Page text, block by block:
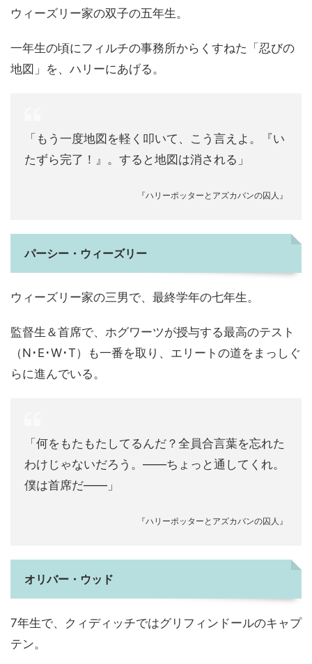
ウィーズリー家の双子の五年生。
一年生の頃にフィルチの事務所からくすねた「忍びの
地図」を、ハリーにあげる。
「もう一度地図を軽く叩いて、こう言えよ。『い
たずら完了！』。すると地図は消される」
『ハリーポッターとアズカバンの囚人』
パーシー・ウィーズリー
ウィーズリー家の三男で、最終学年の七年生。
監督生＆首席で、ホグワーツが授与する最高のテスト
（N･E･W･T）も一番を取り、エリートの道をまっしぐ
らに進んでいる。
「何をもたもたしてるんだ？全員合言葉を忘れた
わけじゃないだろう。――ちょっと通してくれ。
僕は首席だ――」
『ハリーポッターとアズカバンの囚人』
オリバー・ウッド
7年生で、クィディッチではグリフィンドールのキャプ
テン。